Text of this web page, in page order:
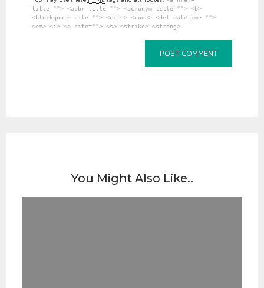
title=""> <abbr title=""> <acronym title=""> <b>
<blockquote cite=""> <cite> <code> <del datetime="">
<em> <i> <q cite=""> <s> <strike> <strong>
You Might Also Like..